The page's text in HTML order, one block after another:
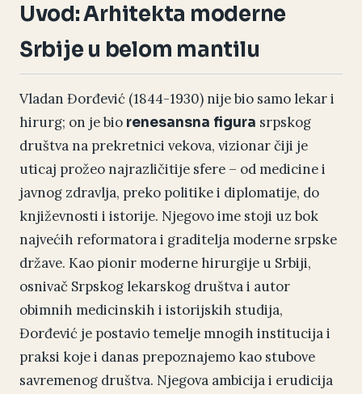
Uvod: Arhitekta moderne
Srbije u belom mantilu
Vladan Đorđević (1844-1930) nije bio samo lekar i
hirurg; on je bio renesansna figura srpskog
društva na prekretnici vekova, vizionar čiji je
uticaj prožeo najrazličitije sfere – od medicine i
javnog zdravlja, preko politike i diplomatije, do
književnosti i istorije. Njegovo ime stoji uz bok
najvećih reformatora i graditelja moderne srpske
države. Kao pionir moderne hirurgije u Srbiji,
osnivač Srpskog lekarskog društva i autor
obimnih medicinskih i istorijskih studija,
Đorđević je postavio temelje mnogih institucija i
praksi koje i danas prepoznajemo kao stubove
savremenog društva. Njegova ambicija i erudicija